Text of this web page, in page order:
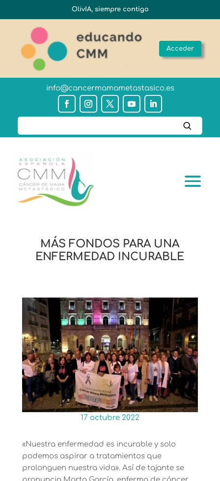
OlivIA, siempre contigo
Acceder
info@cancermamametastasico.es
MÁS FONDOS PARA UNA
ENFERMEDAD INCURABLE
17 octubre 2022
«Nuestra enfermedad es incurable y solo
podemos aspirar a tratamientos que
prolonguen nuestra vida». Así de tajante se